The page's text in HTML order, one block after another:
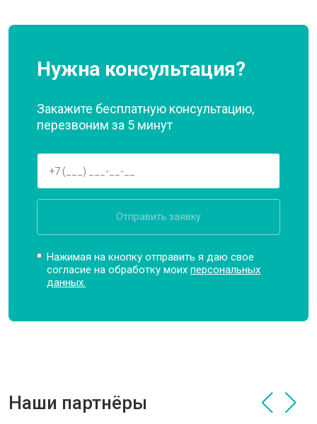
Нужна консультация?
Закажите бесплатную консультацию,
перезвоним за 5 минут
Отправить заявку
Нажимая на кнопку отправить я даю свое
согласие на обработку моихперсональных
данных.
Наши партнёры